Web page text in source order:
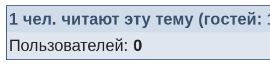
1чел. читают эту тему
Пользователей: 0